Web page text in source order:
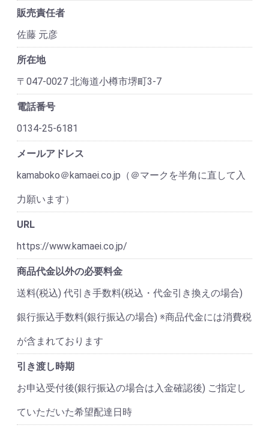
販売責任者
佐藤 元彦
所在地
〒047-0027 北海道小樽市堺町3-7
電話番号
0134-25-6181
メールアドレス
kamaboko＠kamaei.co.jp（＠マークを半角に直して入
力願います）
URL
https://www.kamaei.co.jp/
商品代金以外の必要料金
送料(税込) 代引き手数料(税込・代金引き換えの場合)
銀行振込手数料(銀行振込の場合) ※商品代金には消費税
が含まれております
引き渡し時期
お申込受付後(銀行振込の場合は入金確認後) ご指定し
ていただいた希望配達日時